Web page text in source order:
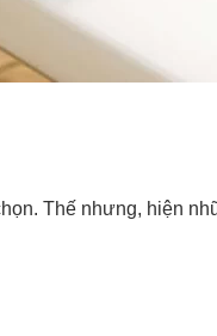
Thế nhưng, hiện